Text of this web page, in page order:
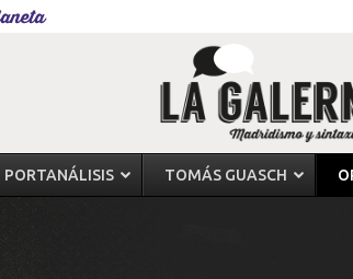
PORTANÁLISIS TOMÁS GUASCH